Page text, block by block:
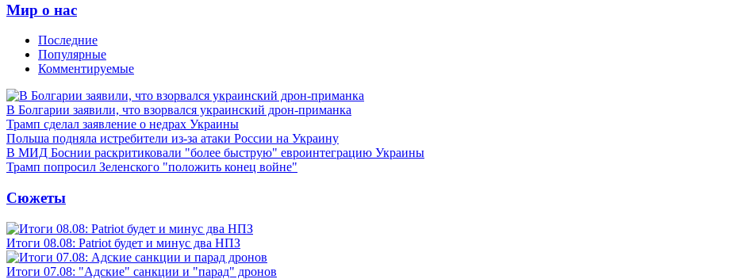
Мир о нас
Последние
Популярные
Комментируемые
В Болгарии заявили, что взорвался украинский дрон-приманка
Трамп сделал заявление о недрах Украины
Польша подняла истребители из-за атаки России на Украину
В МИД Боснии раскритиковали "более быструю" евроинтеграцию Украины
Трамп попросил Зеленского "положить конец войне"
Сюжеты
Итоги 08.08: Patriot будет и минус два НПЗ
Итоги 07.08: "Адские" санкции и "парад" дронов